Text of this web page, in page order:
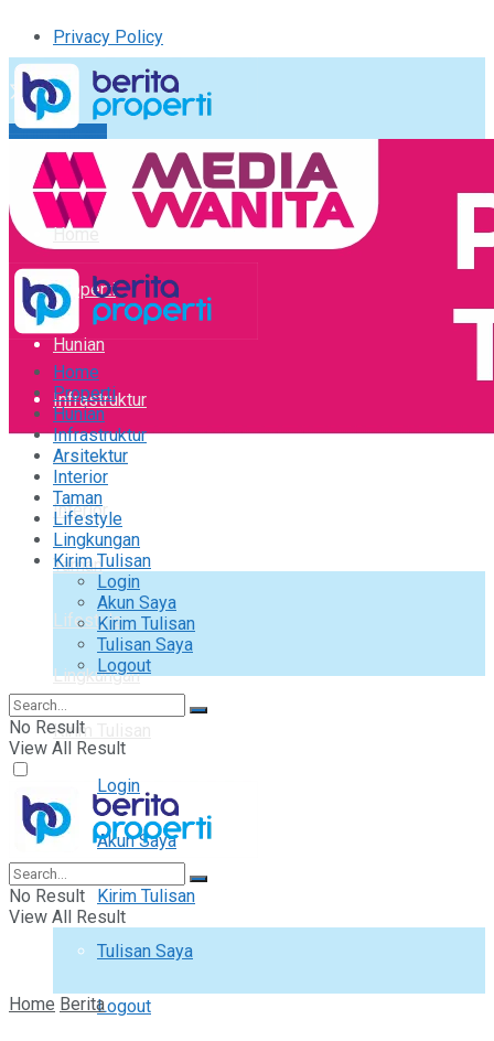
Privacy Policy
Kirim Tulisan
Tulisan Saya
Logout
Home
Properti
Hunian
Infrastruktur
Arsitektur
Interior
Taman
Lifestyle
Lingkungan
Kirim Tulisan
Login
Akun Saya
Kirim Tulisan
Tulisan Saya
Logout
Home
Properti
Hunian
Infrastruktur
Arsitektur
Interior
Taman
Lifestyle
Lingkungan
Kirim Tulisan
Login
Akun Saya
Kirim Tulisan
Tulisan Saya
Logout
No Result
View All Result
No Result
View All Result
Home Berita